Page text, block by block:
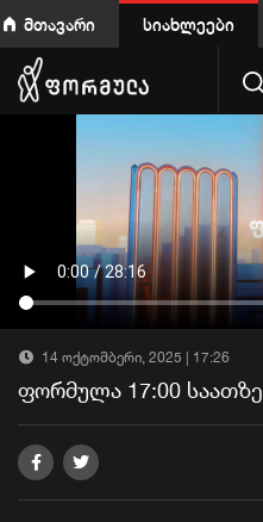
მთავარი სიახლეები
14 ოქტომბერი, 2025 | 17:26
ფორმულა 17:00 საათზე